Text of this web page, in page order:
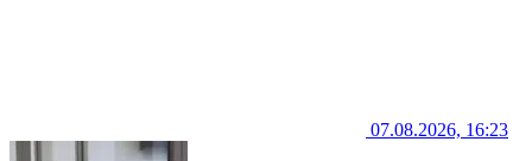
07.08.2026, 16:23